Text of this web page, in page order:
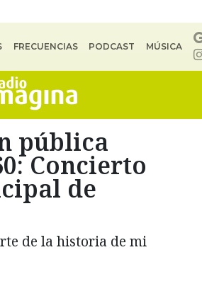
FRECUENCIAS PODCAST MÚSICA
pública
Concierto
de
de la historia de mi